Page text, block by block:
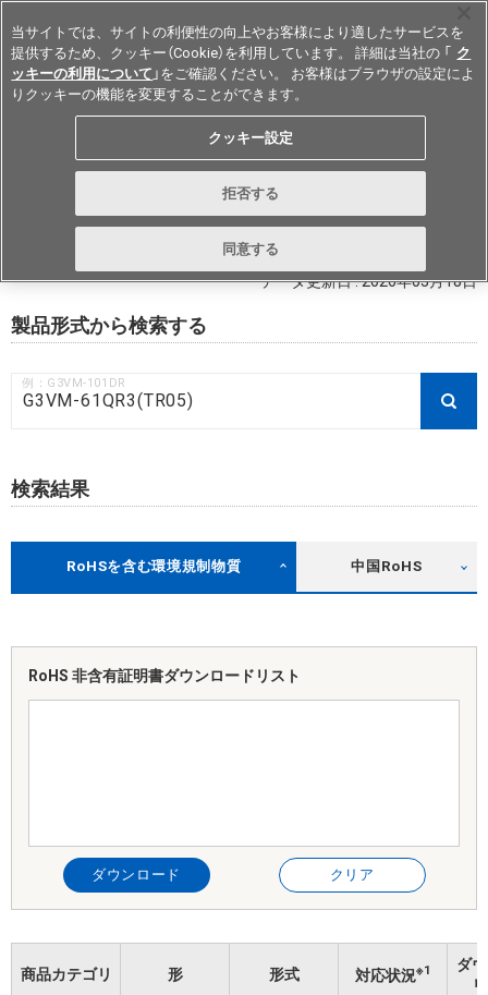
Japan
RoHS対応状況 / 非含有証明書ダウ
ンロード
データ更新日 : 2026年03月18日
製品形式から検索する
例：G3VM-101DR
検索結果
RoHSを含む環境規制物質 中国RoHS
RoHS 非含有証明書ダウンロードリスト
ダウンロード クリア
商品カテゴリ 形 形式 対応状況※1
ダ
当サイトでは、サイトの利便性の向上やお客様により適したサービスを
提供するため、クッキー（Cookie）を利用しています。 詳細は当社の 「 ク
ッキーの利用について 」をご確認ください。 お客様はブラウザの設定によ
りクッキーの機能を変更することができます。
クッキー設定
拒否する
同意する